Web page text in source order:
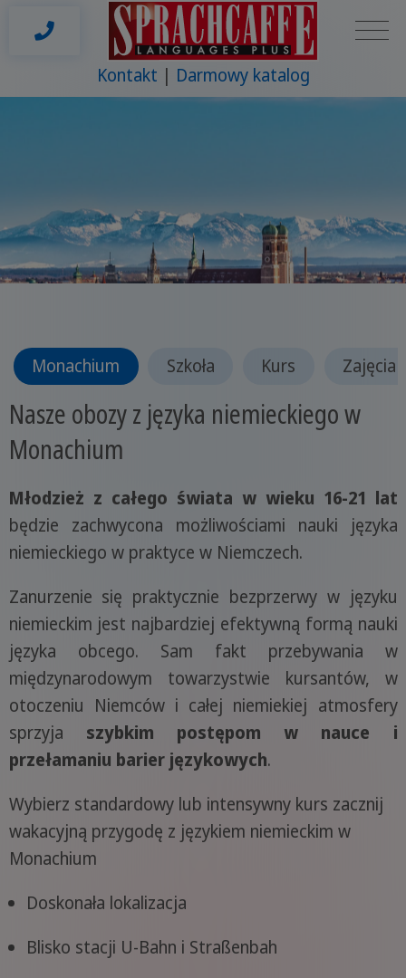
Kontakt Darmowy katalog
Monachium Szkoła Kurs Zajęcia
Nasze obozy z języka niemieckiego w
Monachium
Młodzież z całego świata w wieku 16-21 lat
będzie zachwycona możliwościami nauki języka
niemieckiego w praktyce w Niemczech.
Zanurzenie się praktycznie bezprzerwy w języku
niemieckim jest najbardziej efektywną formą nauki
języka obcego. Sam fakt przebywania w
międzynarodowym towarzystwie kursantów, w
otoczeniu Niemców i całej niemiekiej atmosfery
sprzyja szybkim postępom w nauce i
przełamaniu barier językowych.
Wybierz standardowy lub intensywny kurs zacznij
wakacyjną przygodę z językiem niemieckim w
Monachium
Doskonała lokalizacja
Blisko stacji U-Bahn i Straßenbah